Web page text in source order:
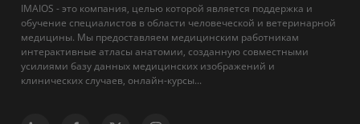
IMAIOS - это компания, целью которой является поддержка и
обучение специалистов в области человеческой и ветеринарной
медицины. Мы предоставляем медицинским работникам
интерактивные атласы анатомии, созданную совместными
усилиями базу данных медицинских изображений и
клинических случаев, онлайн-курсы...